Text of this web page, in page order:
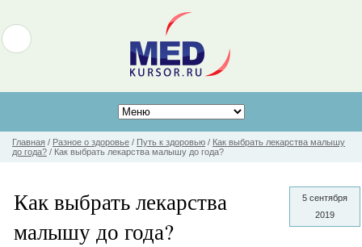
Главная / Разное о здоровье / Путь к здоровью / Как выбрать лекарства малышу
до года? / Как выбрать лекарства малышу до года?
5 сентября
2019
Как выбрать лекарства
малышу до года?